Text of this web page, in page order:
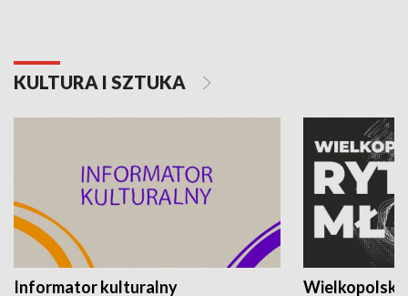
KULTURA I SZTUKA
Informator kulturalny